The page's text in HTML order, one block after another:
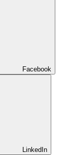
Facebook
LinkedIn